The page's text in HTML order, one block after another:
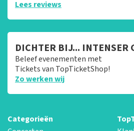
Lees reviews
DICHTER BIJ... INTENSER
Beleef evenementen met
Tickets van TopTicketShop!
Zo werken wij
Categorieën